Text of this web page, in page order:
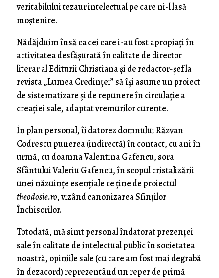
veritabilului tezaur intelectual pe care ni-l lasă
moştenire.
Nădăjduim însă ca cei care i-au fost apropiaţi în
activitatea desfăşurată în calitate de director
literar al Editurii Christiana și de redactor-şef la
revista „Lumea Credinţei” să îşi asume un proiect
de sistematizare şi de repunere în circulaţie a
creaţiei sale, adaptat vremurilor curente.
În plan personal, îi datorez domnului Răzvan
Codrescu punerea (indirectă) în contact, cu ani în
urmă, cu doamna Valentina Gafencu, sora
Sfântului Valeriu Gafencu, în scopul cristalizării
unei năzuinţe esenţiale ce ţine de proiectul
theodosie.ro, vizând canonizarea Sfinţilor
Închisorilor.
Totodată, mă simt personal îndatorat prezenţei
sale în calitate de intelectual public în societatea
noastră, opiniile sale (cu care am fost mai degrabă
în dezacord) reprezentând un reper de primă